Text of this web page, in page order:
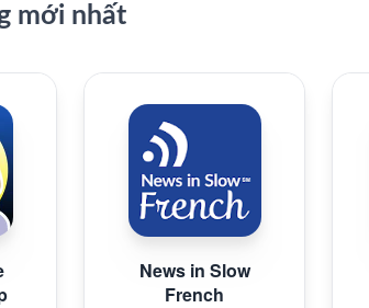
mới nhất
News in Slow
French